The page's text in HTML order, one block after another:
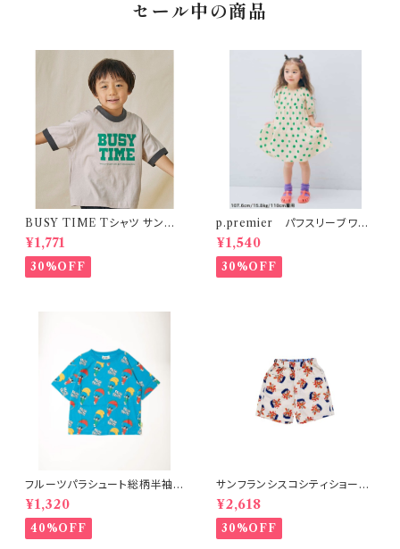
セール中の商品
BUSY TIME Tシャツ サンド S
-XL
¥1,771
30%OFF
p.premier パフスリーブワン
ピース ドット柄
¥1,540
30%OFF
フルーツパラシュート総柄半袖T
シャツ ブルー
¥1,320
40%OFF
サンフランシスコシティショー
ツ オフホワイト 150-160
¥2,618
30%OFF